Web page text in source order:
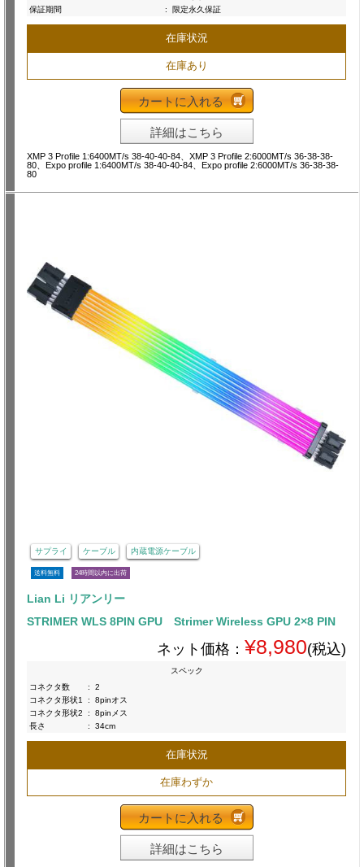
保証期間
: 限定永久保証
在庫状況
在庫あり
カートに入れる
詳細はこちら
XMP 3 Profile 1:6400MT/s 38-40-40-84、XMP 3 Profile 2:6000MT/s 36-38-38-
80、Expo profile 1:6400MT/s 38-40-40-84、Expo profile 2:6000MT/s 36-38-38-
80
サプライ ケーブル 内蔵電源ケーブル
送料無料 24時間以内に出荷
Lian Li リアンリー
STRIMER WLS 8PIN GPU Strimer Wireless GPU 2×8 PIN
ネット価格： ¥8,980(税込)
スペック
コネクタ数
:
2
コネクタ形状1
:
8pinオス
コネクタ形状2
:
8pinメス
長さ
: 34cm
在庫状況
在庫わずか
カートに入れる
詳細はこちら